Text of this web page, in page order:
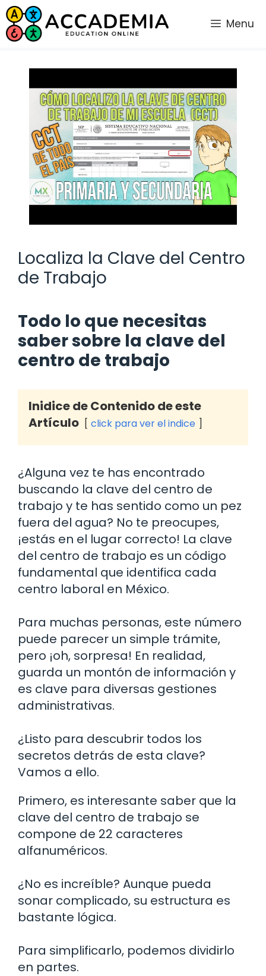
Saltar
al
contenido
Menu
Localiza la Clave del Centro
de Trabajo
Todo lo que necesitas
saber sobre la clave del
centro de trabajo
Inidice de Contenido de este
Artículo
click para ver el indice
¿Alguna vez te has encontrado
buscando la clave del centro de
trabajo y te has sentido como un pez
fuera del agua? No te preocupes,
¡estás en el lugar correcto! La clave
del centro de trabajo es un código
fundamental que identifica cada
centro laboral en México.
Para muchas personas, este número
puede parecer un simple trámite,
pero ¡oh, sorpresa! En realidad,
guarda un montón de información y
es clave para diversas gestiones
administrativas.
¿Listo para descubrir todos los
secretos detrás de esta clave?
Vamos a ello.
Primero, es interesante saber que la
clave del centro de trabajo se
compone de 22 caracteres
alfanuméricos.
¿No es increíble? Aunque pueda
sonar complicado, su estructura es
bastante lógica.
Para simplificarlo, podemos dividirlo
en partes.